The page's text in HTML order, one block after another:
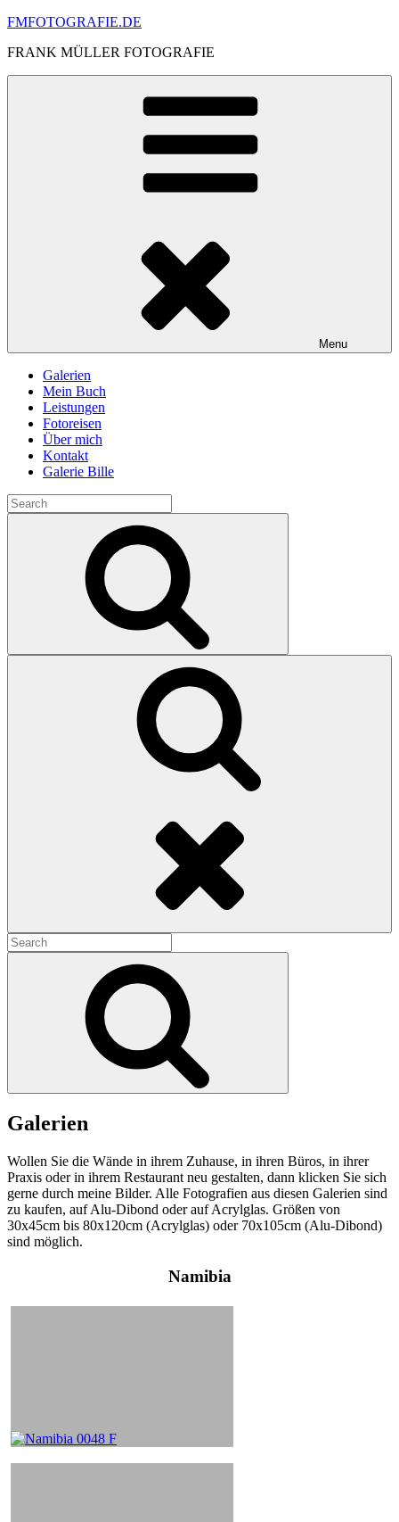
Skip
content
FMFOTOGRAFIE.DE
FRANK MÜLLER FOTOGRAFIE
Menu
Galerien
Mein Buch
Leistungen
Fotoreisen
Über mich
Kontakt
Galerie Bille
Search
for:
Search
for:
Galerien
Wollen Sie die Wände in ihrem Zuhause, in ihren Büros, in ihrer
Praxis oder in ihrem Restaurant neu gestalten, dann klicken Sie sich
gerne durch meine Bilder. Alle Fotografien aus diesen Galerien sind
zu kaufen, auf Alu-Dibond oder auf Acrylglas. Größen von
30x45cm bis 80x120cm (Acrylglas) oder 70x105cm (Alu-Dibond)
sind möglich.
Namibia